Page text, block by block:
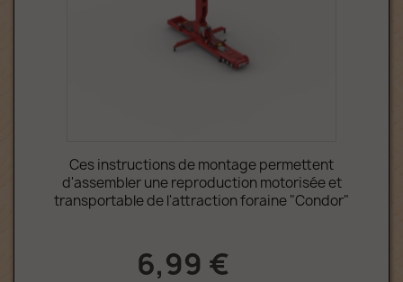
Ces instructions de montage permettent
d'assembler une reproduction motorisée et
transportable de l'attraction foraine "Condor"
6,99 €